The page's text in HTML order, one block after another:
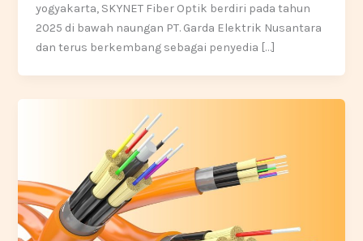
yogyakarta, SKYNET Fiber Optik berdiri pada tahun
2025 di bawah naungan PT. Garda Elektrik Nusantara
dan terus berkembang sebagai penyedia […]